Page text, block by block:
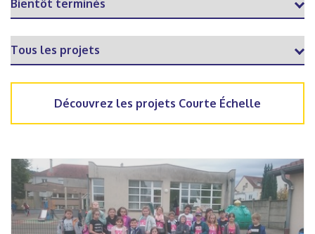
Découvrez les projets Courte Échelle